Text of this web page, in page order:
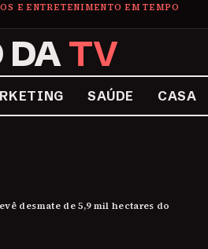
E ENTRETENIMENTO EM TEMPO
DATV
SAÚDE CASA
desmate de 5,9 mil hectares do